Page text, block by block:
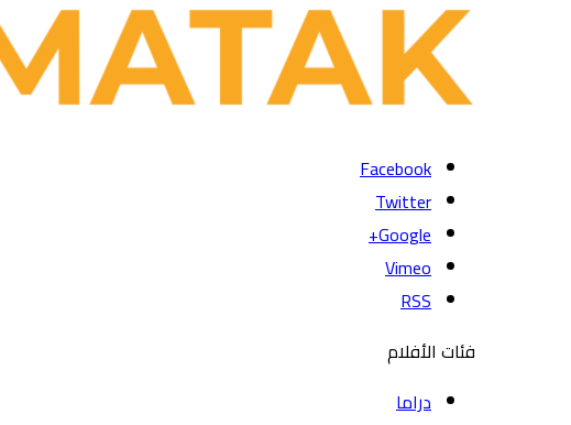
Facebook
Twitter
Google+
Vimeo
RSS
فئات الأفلام
دراما